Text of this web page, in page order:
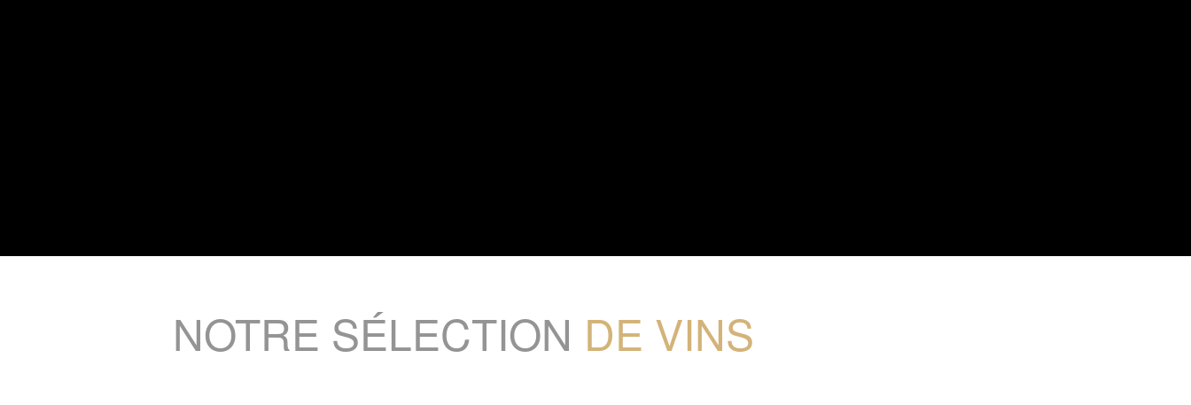
NOTRE SÉLECTION DE VINS